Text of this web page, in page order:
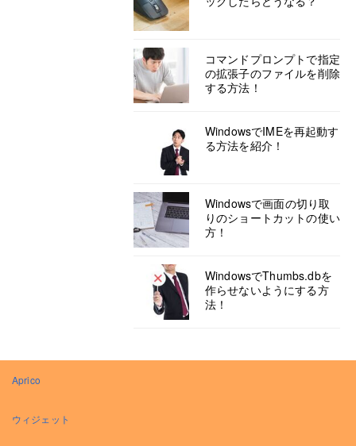
コマンドプロンプトで指定
の拡張子のファイルを削除
する方法！
WindowsでIMEを再起動す
る方法を紹介！
Windowsで画面の切り取
りのショートカットの使い
方！
WindowsでThumbs.dbを
作らせないようにする方
法！
Aprico
ウィジェット